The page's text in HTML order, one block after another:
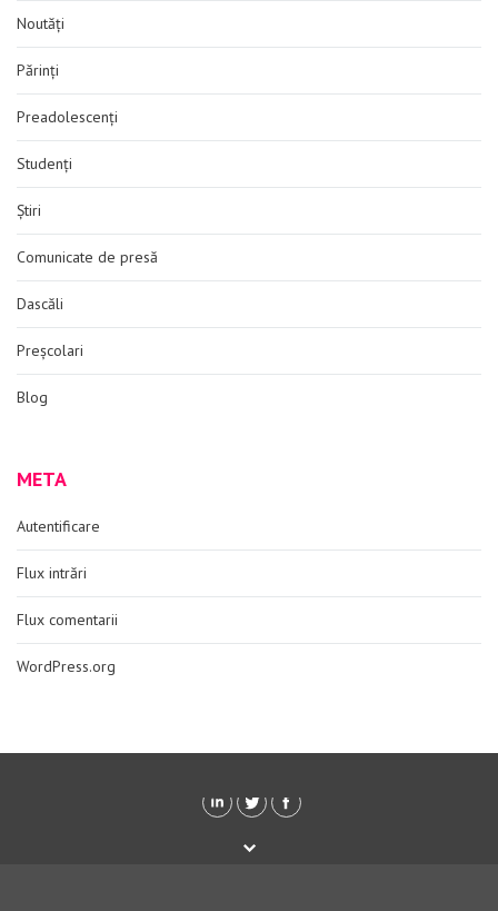
Noutăți
Părinți
Preadolescenți
Studenți
Știri
Comunicate de presă
Dascăli
Preșcolari
Blog
META
Autentificare
Flux intrări
Flux comentarii
WordPress.org